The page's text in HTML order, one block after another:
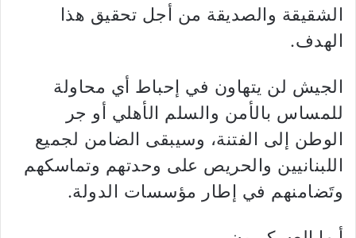
الشقيقة والصديقة من أجل تحقيق هذا
الهدف.
الجيش لن يتهاون في إحباط أي محاولة
للمساس بالأمن والسلم الأهلي أو جر
الوطن إلى الفتنة، وسيبقى الضامن لجميع
اللبنانيين والحريص على وحدتهم وتماسكهم
وتَضامنهم في إطار مؤسسات الدولة.